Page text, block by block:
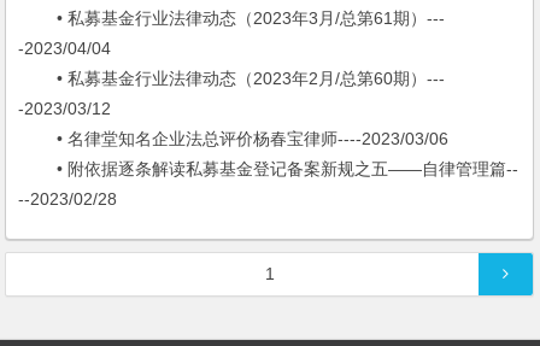
• 私募基金行业法律动态（2023年3月/总第61期）---
-2023/04/04
• 私募基金行业法律动态（2023年2月/总第60期）---
-2023/03/12
• 名律堂知名企业法总评价杨春宝律师----2023/03/06
• 附依据逐条解读私募基金登记备案新规之五——自律管理篇--
--2023/02/28
1